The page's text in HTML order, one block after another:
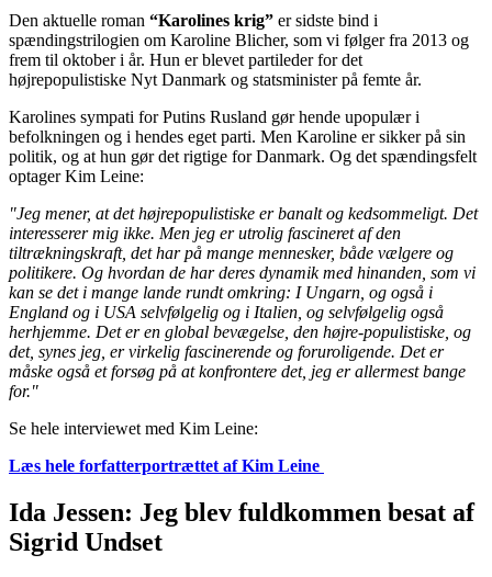
Den aktuelle roman “Karolines krig” er sidste bind i
spændingstrilogien om Karoline Blicher, som vi følger fra 2013 og
frem til oktober i år. Hun er blevet partileder for det
højrepopulistiske Nyt Danmark og statsminister på femte år.
Karolines sympati for Putins Rusland gør hende upopulær i
befolkningen og i hendes eget parti. Men Karoline er sikker på sin
politik, og at hun gør det rigtige for Danmark. Og det spændingsfelt
optager Kim Leine:
"Jeg mener, at det højrepopulistiske er banalt og kedsommeligt. Det
interesserer mig ikke. Men jeg er utrolig fascineret af den
tiltrækningskraft, det har på mange mennesker, både vælgere og
politikere. Og hvordan de har deres dynamik med hinanden, som vi
kan se det i mange lande rundt omkring: I Ungarn, og også i
England og i USA selvfølgelig og i Italien, og selvfølgelig også
herhjemme. Det er en global bevægelse, den højre-populistiske, og
det, synes jeg, er virkelig fascinerende og foruroligende. Det er
måske også et forsøg på at konfrontere det, jeg er allermest bange
for."
Se hele interviewet med Kim Leine:
Læs hele forfatterportrættet af Kim Leine
Ida Jessen: Jeg blev fuldkommen besat af
Sigrid Undset